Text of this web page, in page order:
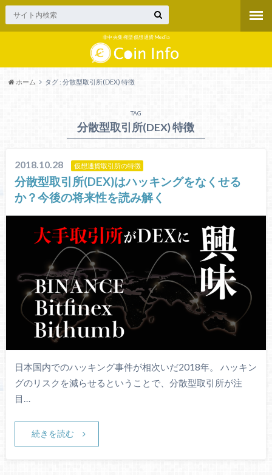
非中央集権型仮想通貨Media
ホーム タグ : 分散型取引所(DEX) 特徴
TAG
分散型取引所(DEX) 特徴
2018.10.28 仮想通貨取引所の特徴
分散型取引所(DEX)はハッキングをなくせる
か？今後の将来性を読み解く
日本国内でのハッキング事件が相次いだ2018年。 ハッキン
グのリスクを減らせるということで、分散型取引所が注
目…
続きを読む